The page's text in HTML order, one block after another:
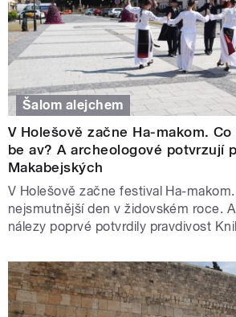
Šalom alejchem
V Holešově začne Ha-makom.
be av? A archeologové potvrzují
Makabejských
V Holešově začne festival Ha-
nejsmutnější den v židovském roce.
nálezy poprvé potvrdily pravdivost